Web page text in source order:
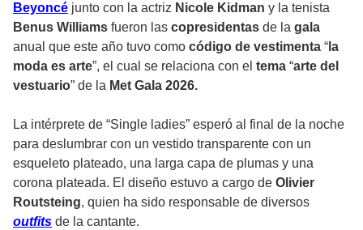
Beyoncé junto con la actriz Nicole Kidman y la tenista
Benus Williams fueron las copresidentas de la gala
anual que este año tuvo como código de vestimenta “ la
moda es arte”, el cual se relaciona con el tema “arte del
vestuario” de la Met Gala 2026.
La intérprete de “Single ladies” esperó al final de la noche
para deslumbrar con un vestido transparente con un
esqueleto plateado, una larga capa de plumas y una
corona plateada. El diseño estuvo a cargo de Olivier
Routsteing, quien ha sido responsable de diversos
outfits de la cantante.